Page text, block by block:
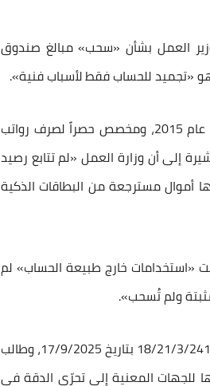
العمل بشأن «سحب» مبالغ صندوق
«تجميد للحساب فقط لأسباب فنية».
وذكرت الوزارة أن الحساب الجاري الخاص بشبكة الحماية الاجتماعية مفتوح منذ عام 2015، ومخصص حصراً لصرف رواتب
استناداً إلى قانون الحماية الاجتماعية رقم 11 لسنة 2014، مشيرة إلى أن وزارة العمل «لم تتابع رصيد
أموال مسترجعة من البطاقات الذكية
«استخدامات خارج طبيعة الحساب» لم
ولم تُسحب».
وأشارت إلى أن ديوان الرقابة المالية سجّل ملاحظات رسمية في كتابه المرقم 18/21/3/24154 بتاريخ 17/9/2025، وطالب
للجهات المعنية إلى تحرّي الدقة في